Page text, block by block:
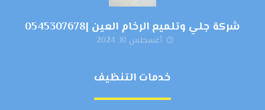
شركة جلي وتلميع الرخام العين |0545307678
أغسطس 10, 2024
خدمات التنظيف